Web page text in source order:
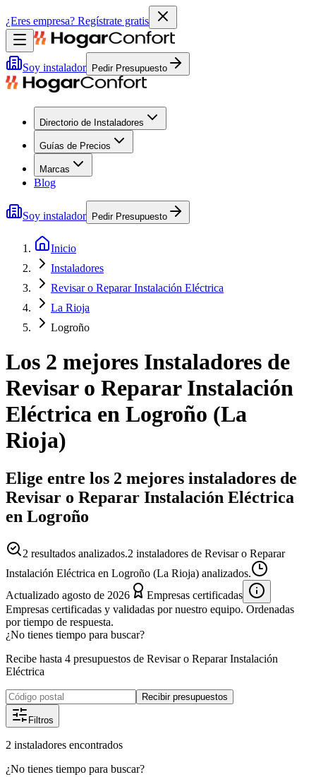
¿Eres empresa? Regístrate gratis
Soy instalador Pedir Presupuesto
Directorio de Instaladores
Guías de Precios
Marcas
Blog
Soy instalador Pedir Presupuesto
Inicio
Instaladores
Revisar o Reparar Instalación Eléctrica
La Rioja
Logroño
Los 2 mejores Instaladores de
Revisar o Reparar Instalación
Eléctrica en Logroño (La
Rioja)
Elige entre los 2 mejores instaladores de
Revisar o Reparar Instalación Eléctrica
en Logroño
2 resultados analizados.2 instaladores de Revisar o Reparar
Instalación Eléctrica en Logroño (La Rioja) analizados.
Actualizado agosto de 2026
Empresas certificadas
Empresas certificadas y validadas por nuestro equipo. Ordenadas
por tiempo de respuesta.
¿No tienes tiempo para buscar?
Recibe hasta 4 presupuestos de Revisar o Reparar Instalación
Eléctrica
Recibir presupuestos
Filtros
2 instaladores encontrados
¿No tienes tiempo para buscar?